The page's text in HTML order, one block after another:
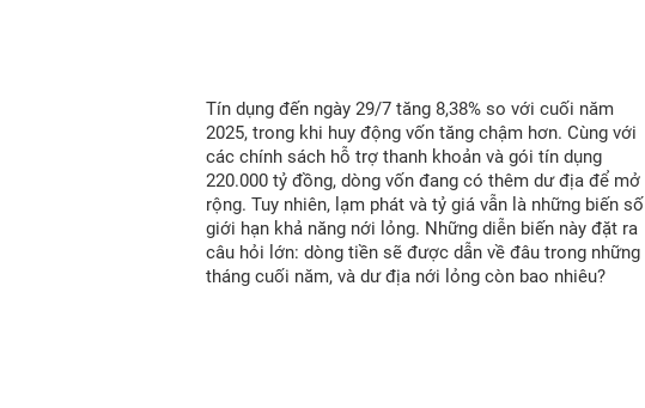
Tín dụng đến ngày 29/7 tăng 8,38% so với cuối năm
2025, trong khi huy động vốn tăng chậm hơn. Cùng với
các chính sách hỗ trợ thanh khoản và gói tín dụng
220.000 tỷ đồng, dòng vốn đang có thêm dư địa để mở
rộng. Tuy nhiên, lạm phát và tỷ giá vẫn là những biến số
giới hạn khả năng nới lỏng. Những diễn biến này đặt ra
câu hỏi lớn: dòng tiền sẽ được dẫn về đâu trong những
tháng cuối năm, và dư địa nới lỏng còn bao nhiêu?